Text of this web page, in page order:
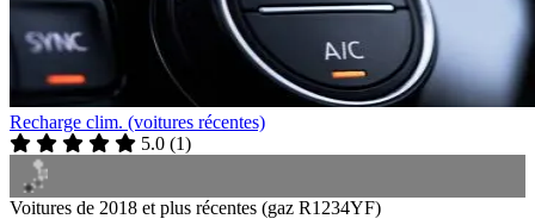
Recharge clim. (voitures récentes)
5.0 (1)
Voitures de 2018 et plus récentes (gaz R1234YF)